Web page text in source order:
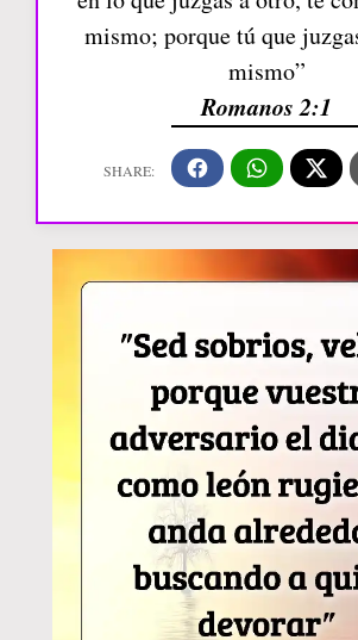
mismo; porque tú que
mismo”
Romanos 2:1